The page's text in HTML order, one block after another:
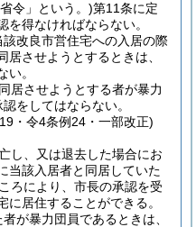
令」という。)第11条に定
得なければならない。
改良市営住宅への入居の際
させようとするときは、
い。
居させようとする者が暴力
をしてはならない。
・令4条例24・一部改正)
し、又は退去した場合にお
当該入居者と同居していた
ろにより、市長の承認を受
居住することができる。
が暴力団員であるときは、